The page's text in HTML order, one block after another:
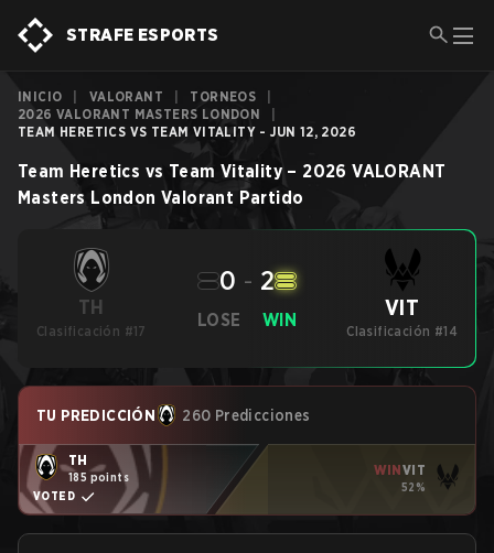
STRAFE ESPORTS
INICIO VALORANT TORNEOS
2026 VALORANT MASTERS LONDON
TEAM HERETICS VS TEAM VITALITY - JUN 12, 2026
Team Heretics vs Team Vitality – 2026 VALORANT
Masters London Valorant Partido
TH
Clasificación #17
LOSE
0 - 2
WIN VIT
Clasificación #14
TU PREDICCIÓN 260 Predicciones
TH
185 points
VOTED
WINVIT
52%